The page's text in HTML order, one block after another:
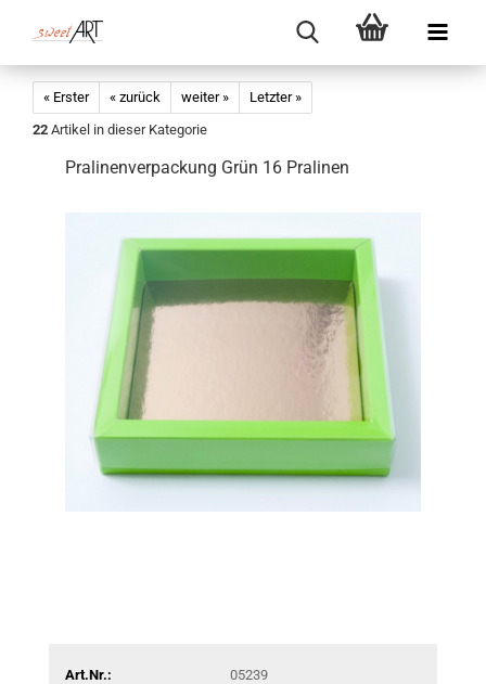
« Erster « zurück weiter »
Letzter »
22 Artikel in dieser Kategorie
Pralinenverpackung Grün 16 Pralinen
Art.Nr.:
05239